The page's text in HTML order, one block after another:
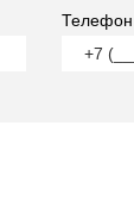
Телефон